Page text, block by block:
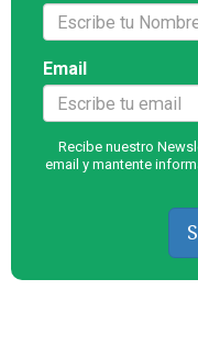
Email
Recibe nuestro
email y mantente